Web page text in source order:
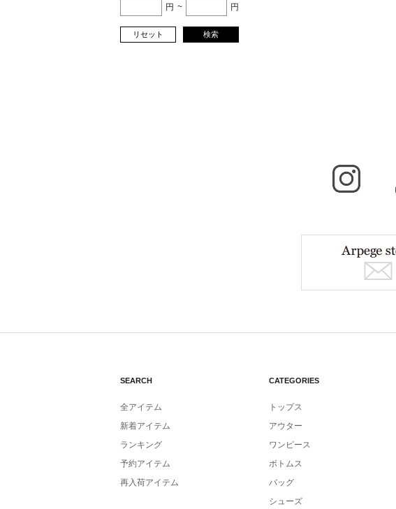
円 ~ 円
リセット 検索
SEARCH
全アイテム
新着アイテム
ランキング
予約アイテム
再入荷アイテム
CATEGORIES
トップス
アウター
ワンピース
ボトムス
バッグ
シューズ